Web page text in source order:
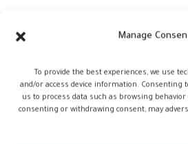
Manage
To provide the best experiences, we use
and/or access device information. Consenting
us to process data such as browsing
consenting or withdrawing consent, may
يخطّط هو ووالده لصعود
المتّفق عليه لتقوم ساعة
أبل بإرسال رسالة نصيّة إلى هاتف Gabe مخبرةً
للسقوط مع الإشارة إلى